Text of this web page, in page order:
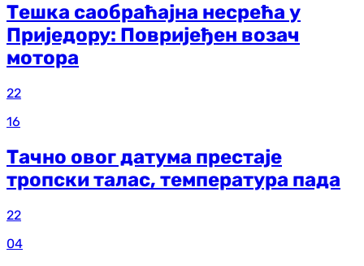
Тешка саобраћајна несрећа у
Приједору: Повријеђен возач
мотора
22
16
Тачно овог датума престаје
тропски талас, температура пада
22
04